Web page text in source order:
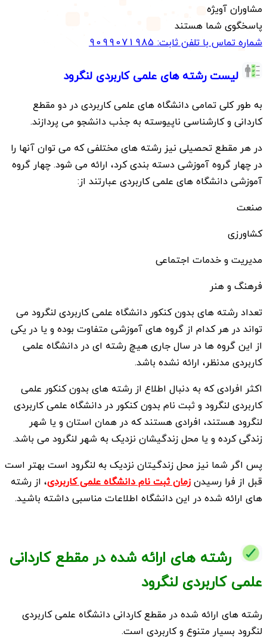
مشاوران آویژه
پاسخگوی شما هستند
شماره تماس با تلفن ثابت:9099071985
لیست رشته های علمی کاربردی لنگرود
به طور کلی تمامی دانشگاه های علمی کاربردی در دو مقطع
کاردانی و کارشناسی ناپیوسته به جذب دانشجو می پردازند.
در هر مقطع تحصیلی نیز رشته های مختلفی که می توان آنها را
در چهار گروه آموزشی دسته بندی کرد، ارائه می شود. چهار گروه
آموزشی دانشگاه های علمی کاربردی عبارتند از:
صنعت
کشاورزی
مدیریت و خدمات اجتماعی
فرهنگ و هنر
تعداد رشته های بدون کنکور دانشگاه علمی کاربردی لنگرود می
تواند در هر کدام از گروه های آموزشی متفاوت بوده و یا در یکی
از این گروه ها در سال جاری هیچ رشته ای در دانشگاه علمی
کاربردی مدنظر، ارائه نشده باشد.
اکثر افرادی که به دنبال اطلاع از رشته های بدون کنکور علمی
کاربردی لنگرود و ثبت نام بدون کنکور در دانشگاه علمی کاربردی
لنگرود هستند، افرادی هستند که در همان استان و یا شهر
زندگی کرده و یا محل زندگیشان نزدیک به شهر لنگرود می باشد.
پس اگر شما نیز محل زندگیتان نزدیک به لنگرود است بهتر است
قبل از فرا رسیدنزمان ثبت نام دانشگاه علمی کاربردی، از رشته
های ارائه شده در این دانشگاه اطلاعات مناسبی داشته باشید.
رشته های ارائه شده در مقطع کاردانی
علمی کاربردی لنگرود
رشته های ارائه شده در مقطع کاردانی دانشگاه علمی کاربردی
لنگرود بسیار متنوع و کاربردی است.